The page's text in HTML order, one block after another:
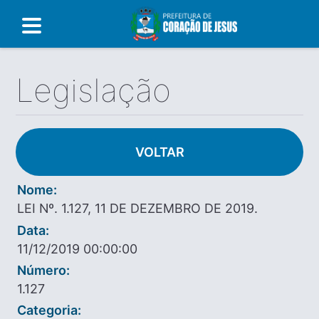
Legislação
VOLTAR
Nome:
LEI Nº. 1.127, 11 DE DEZEMBRO DE 2019.
Data:
11/12/2019 00:00:00
Número:
1.127
Categoria: